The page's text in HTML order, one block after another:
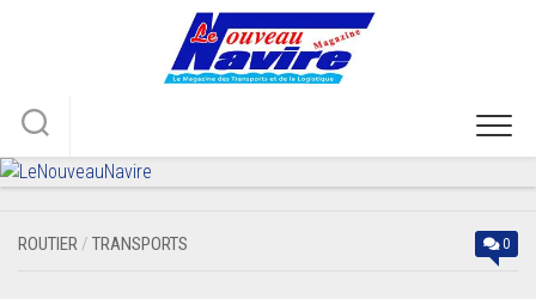
ROUTIER / TRANSPORTS 0